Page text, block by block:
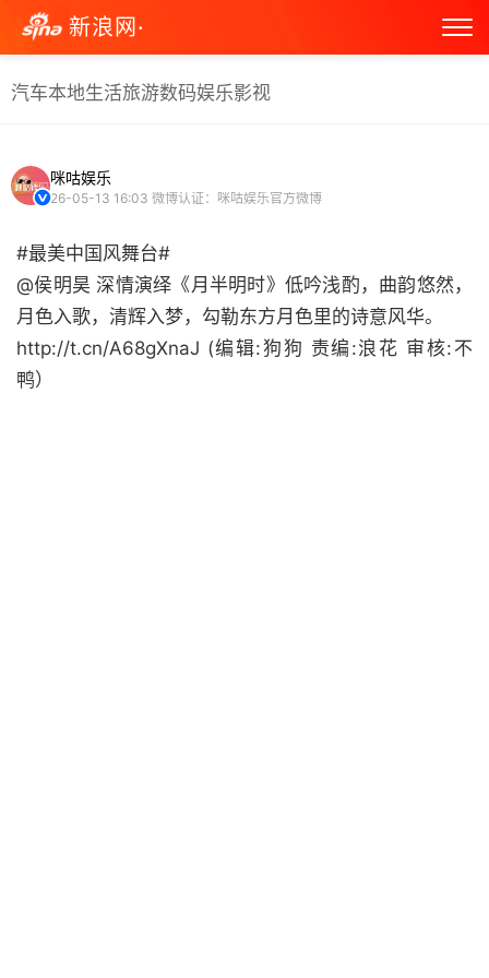
新浪网·
汽车本地生活旅游数码娱乐影视
咪咕娱乐
26-05-13 16:03 微博认证：咪咕娱乐官方微博
#最美中国风舞台#
@侯明昊 深情演绎《月半明时》低吟浅酌，曲韵悠然，
月色入歌，清辉入梦，勾勒东方月色里的诗意风华。
http://t.cn/A68gXnaJ ​​​​(编辑:狗狗 责编:浪花 审核:不
鸭） ​